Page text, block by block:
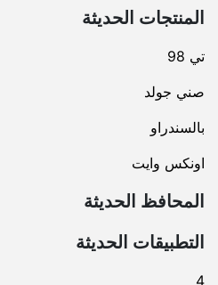
المنتجات الحديثة
تي 98
صني جولد
بالسندراو
اونكس وايت
المحافظ الحديثة
التطبيقات الحديثة
4